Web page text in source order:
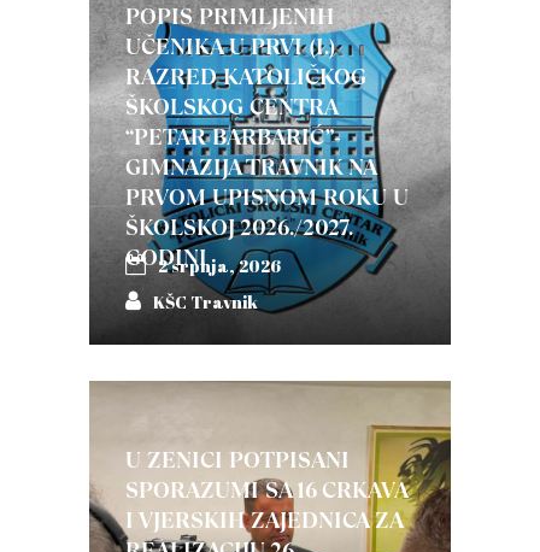
POPIS PRIMLJENIH
UČENIKA U PRVI (I.)
RAZRED KATOLIČKOG
ŠKOLSKOG CENTRA
“PETAR BARBARIĆ”-
GIMNAZIJA TRAVNIK NA
PRVOM UPISNOM ROKU U
ŠKOLSKOJ 2026./2027.
GODINI
2 srpnja, 2026
KŠC Travnik
U ZENICI POTPISANI
SPORAZUMI SA 16 CRKAVA
I VJERSKIH ZAJEDNICA ZA